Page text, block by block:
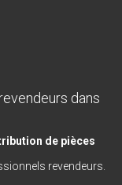
dans
de pièces
revendeurs.